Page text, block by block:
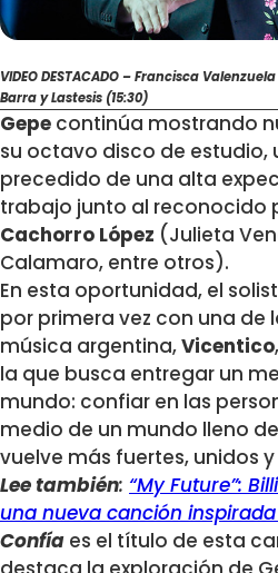
VIDEO DESTACADO – Francisca
Barra y Lastesis (15:30)
Gepe continúa mostrando
su octavo disco de estudio,
precedido de una alta
trabajo junto al reconocido
Cachorro López (Julieta
Calamaro, entre otros).
En esta oportunidad, el
por primera vez con una de
música argentina,Vicentico
la que busca entregar un
mundo: confiar en las
medio de un mundo lleno
vuelve más fuertes, unidos
Lee también: “My Future”:
una nueva canción
Confía es el título de esta